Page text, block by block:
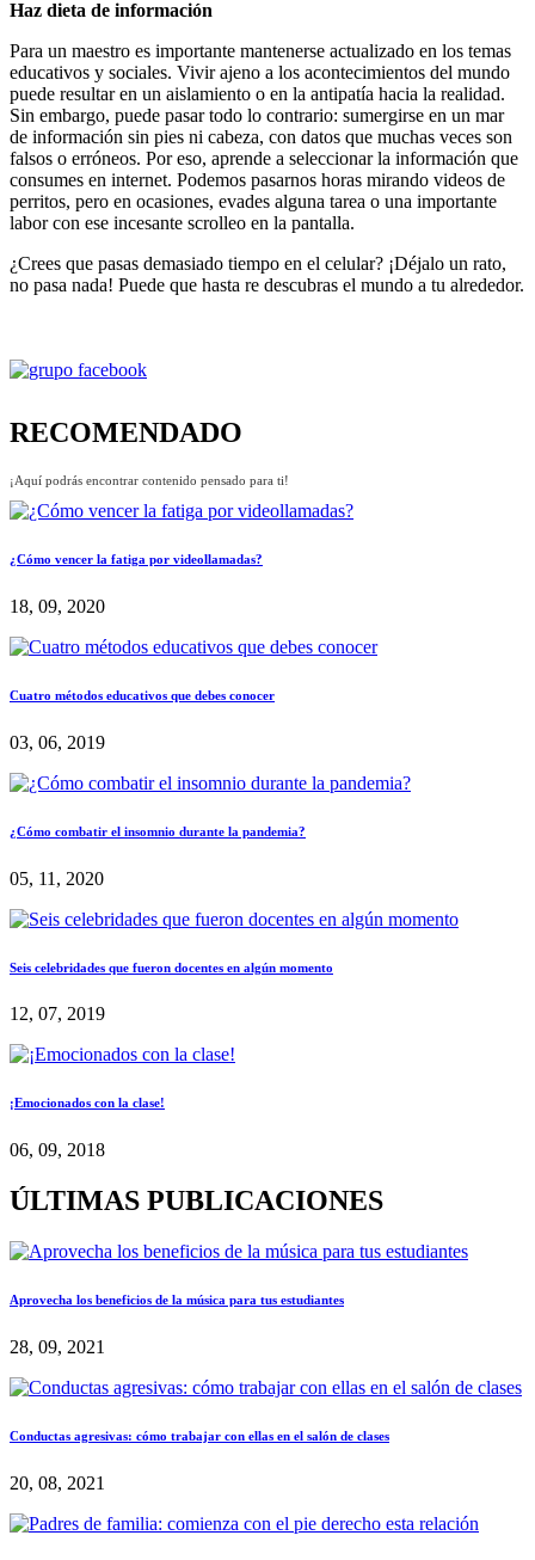
Haz dieta de información
Para un maestro es importante mantenerse actualizado en los temas
educativos y sociales. Vivir ajeno a los acontecimientos del mundo
puede resultar en un aislamiento o en la antipatía hacia la realidad.
Sin embargo, puede pasar todo lo contrario: sumergirse en un mar
de información sin pies ni cabeza, con datos que muchas veces son
falsos o erróneos. Por eso, aprende a seleccionar la información que
consumes en internet. Podemos pasarnos horas mirando videos de
perritos, pero en ocasiones, evades alguna tarea o una importante
labor con ese incesante scrolleo en la pantalla.
¿Crees que pasas demasiado tiempo en el celular? ¡Déjalo un rato,
no pasa nada! Puede que hasta re descubras el mundo a tu alrededor.
RECOMENDADO
¡Aquí podrás encontrar contenido pensado para ti!
¿Cómo vencer la fatiga por videollamadas?
18, 09, 2020
Cuatro métodos educativos que debes conocer
03, 06, 2019
¿Cómo combatir el insomnio durante la pandemia?
05, 11, 2020
Seis celebridades que fueron docentes en algún momento
12, 07, 2019
¡Emocionados con la clase!
06, 09, 2018
ÚLTIMAS PUBLICACIONES
Aprovecha los beneficios de la música para tus estudiantes
28, 09, 2021
Conductas agresivas: cómo trabajar con ellas en el salón de clases
20, 08, 2021